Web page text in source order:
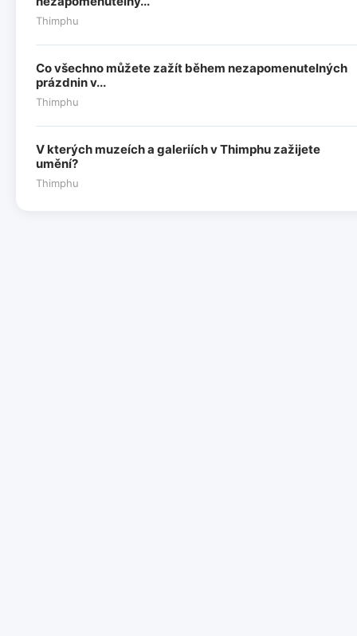
Thimphu
Co všechno můžete zažít během nezapomenutelných
prázdnin v...
Thimphu
V kterých muzeích a galeriích v Thimphu zažijete
umění?
Thimphu